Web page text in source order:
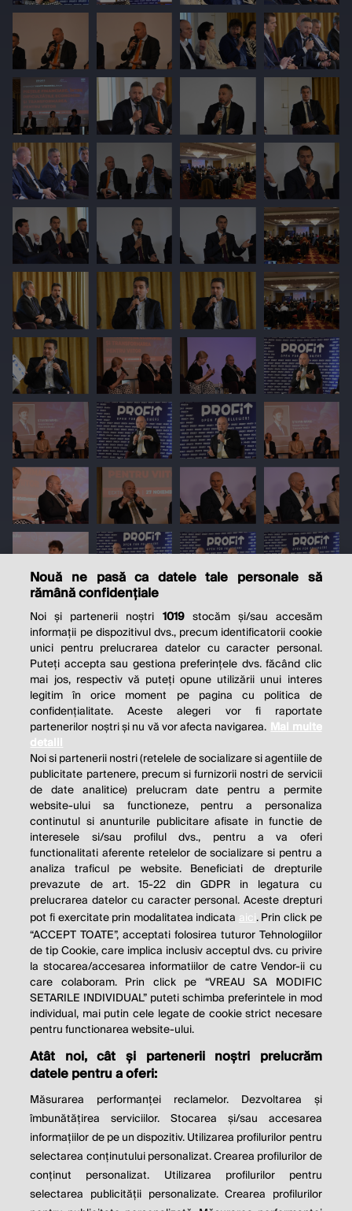
THE SOCIAL RESPONSIBILITY OF
BUSINESS IS TO INCREASE ITS
PROFITS.
Milton Friedman
© 2026 Profit.ro. Toate drepturile rezervate.
Dezvoltat de1616.ro
Contact Publicitate
Politica de cookie Politica de
confidențialitate
Setări cookies
este parte a
Nouă ne pasă ca datele tale personale să
rămână confidențiale
Noi și partenerii noștri 1019stocăm și/sau accesăm
informații pe dispozitivul dvs., precum identificatorii cookie
unici pentru prelucrarea datelor cu caracter personal.
Puteți accepta sau gestiona preferințele dvs. făcând clic
mai jos, respectiv vă puteți opune utilizării unui interes
legitim în orice moment pe pagina cu politica de
confidențialitate. Aceste alegeri vor fi raportate
partenerilor noștri și nu vă vor afecta navigarea. Mai multe
detalii
Noi si partenerii nostri (retelele de socializare si agentiile de
publicitate partenere, precum si furnizorii nostri de servicii
de date analitice) prelucram date pentru a permite
website-ului sa functioneze, pentru a personaliza
continutul si anunturile publicitare afisate in functie de
interesele si/sau profilul dvs., pentru a va oferi
functionalitati aferente retelelor de socializare si pentru a
analiza traficul pe website. Beneficiati de drepturile
prevazute de art. 15-22 din GDPR in legatura cu
prelucrarea datelor cu caracter personal. Aceste drepturi
pot fi exercitate prin modalitatea indicata aici. Prin click pe
“ACCEPT TOATE”, acceptati folosirea tuturor Tehnologiilor
de tip Cookie, care implica inclusiv acceptul dvs. cu privire
la stocarea/accesarea informatiilor de catre Vendor-ii cu
care colaboram. Prin click pe “VREAU SA MODIFIC
SETARILE INDIVIDUAL” puteti schimba preferintele in mod
individual, mai putin cele legate de cookie strict necesare
pentru functionarea website-ului.
Atât noi, cât și partenerii noștri prelucrăm
datele pentru a oferi:
Măsurarea performanței reclamelor. Dezvoltarea și
îmbunătățirea serviciilor. Stocarea și/sau accesarea
informațiilor de pe un dispozitiv. Utilizarea profilurilor pentru
selectarea conținutului personalizat. Crearea profilurilor de
conținut personalizat. Utilizarea profilurilor pentru
selectarea publicității personalizate. Crearea profilurilor